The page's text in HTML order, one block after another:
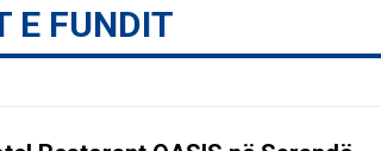
E FUNDIT